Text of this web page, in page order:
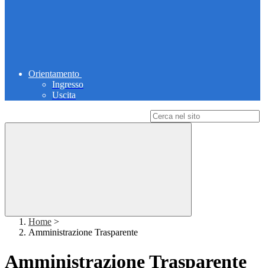
Orientamento
Ingresso
Uscita
Home >
Amministrazione Trasparente
Amministrazione Trasparente